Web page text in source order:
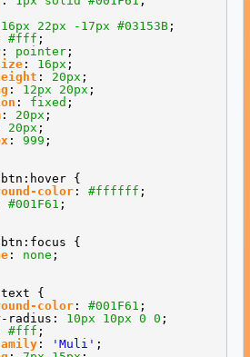
16px 22px -17px #03153B;
#fff ;
: pointer;
: 16px ;
: 20px ;
: 12px 20px ;
: fixed ;
: 20px ;
20px ;
: 999 ;
{
color: #ffffff ;
#001F61 ;
{
: none ;
{
color: #001F61 ;
radius: 10px 10px 0 0 ;
#fff ;
: 'Muli' ;